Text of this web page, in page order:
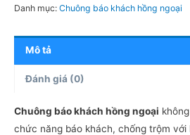
CBK-
Danh mục: Chuông báo khách hồng ngoại
Mô tả
Đánh giá (0)
Chuông báo khách hồng ngoại
chức năng báo khách, chống trộm với